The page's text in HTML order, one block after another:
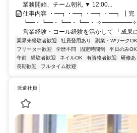
業務開始、チーム朝礼 ▼ 12:00...
仕事内容 ・━┓・━┓・━┓・━┓ ┃
┗━・┗━・┗━・┗━・
営業経験・コール経験を活かして 「成果
業界未経験者歓迎 社員登用あり 副業・WワークOK
フリーター歓迎
学歴不問 固定時間制 平日のみOK
午前
経験者歓迎 ネイルOK 有資格者歓迎 研修あ
長期歓迎
フルタイム歓迎
派遣社員